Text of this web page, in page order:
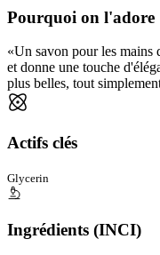
Pourquoi on l'adore
Un savon pour les mains
et donne une touche
plus belles, tout
Actifs clés
Glycerin
Ingrédients (INCI)